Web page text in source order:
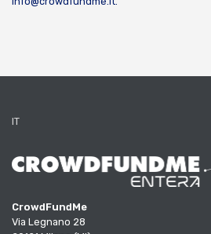
IT
CrowdFundMe
Via Legnano 28